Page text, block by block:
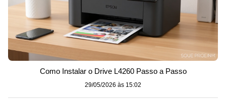
Como Instalar o Drive L4260 Passo a Passo
29/05/2026 às 15:02